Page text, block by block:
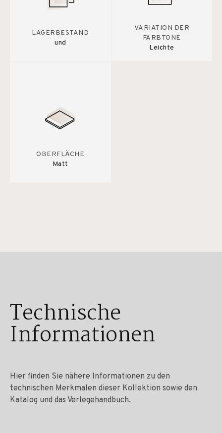
LAGERBESTAND
und
VARIATION DER
FARBTÖNE
Leichte
OBERFLÄCHE
Matt
Technische
Informationen
Hier finden Sie nähere Informationen zu den
technischen Merkmalen dieser Kollektion sowie den
Katalog und das Verlegehandbuch.